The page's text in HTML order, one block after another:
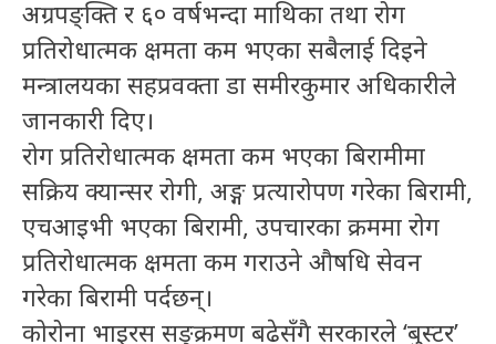
अग्रपङ्क्ति र ६० वर्षभन्दा माथिका तथा रोग
प्रतिरोधात्मक क्षमता कम भएका सबैलाई दिइने
मन्त्रालयका सहप्रवक्ता डा समीरकुमार अधिकारीले
जानकारी दिए।
रोग प्रतिरोधात्मक क्षमता कम भएका बिरामीमा
सक्रिय क्यान्सर रोगी, अङ्ग प्रत्यारोपण गरेका बिरामी,
एचआइभी भएका बिरामी, उपचारका क्रममा रोग
प्रतिरोधात्मक क्षमता कम गराउने औषधि सेवन
गरेका बिरामी पर्दछन्।
कोरोना भाइरस सङ्क्रमण बढेसँगै सरकारले ‘बुस्टर’